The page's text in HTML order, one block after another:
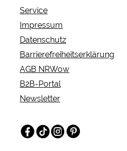
Reiseangebot kann die 163
Friedensroute bequem in
werden. Die Etappen sind
sodass unterwegs
Entspannen und Entdecken
Service
Impressum
Datenschutz
Barrierefreiheitserklärung
AGB NRWow
B2B-Portal
Newsletter
Facebook
TikTokInstagramPinterest